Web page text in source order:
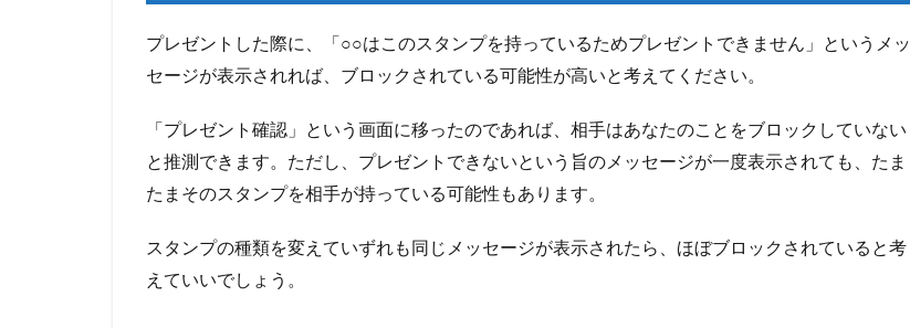
タ
ム
ラ
ン
確
認
る
3.1
プレゼントした際に、「○○はこのスタンプを持っているためプレゼントできません」というメッ
セージが表示されれば、ブロックされている可能性が高いと考えてください。
「プレゼント確認」という画面に移ったのであれば、相手はあなたのことをブロックしていない
と推測できます。ただし、プレゼントできないという旨のメッセージが一度表示されても、たま
たまそのスタンプを相手が持っている可能性もあります。
スタンプの種類を変えていずれも同じメッセージが表示されたら、ほぼブロックされていると考
えていいでしょう。